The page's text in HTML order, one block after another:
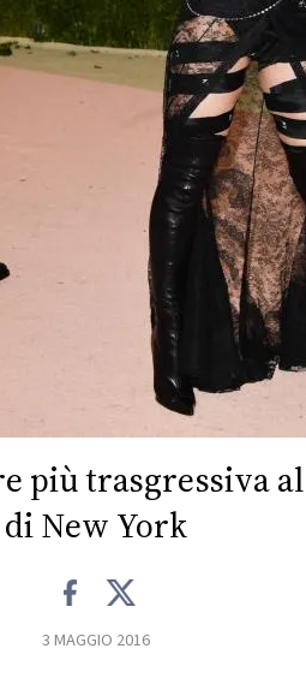
più trasgressiva
di New York
3 MAGGIO 2016